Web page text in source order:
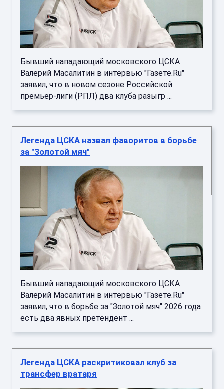
Бывший нападающий московского ЦСКА
Валерий Масалитин в интервью "Газете.Ru"
заявил, что в новом сезоне Российской
премьер-лиги (РПЛ) два клуба разыгр ...
Легенда ЦСКА назвал фаворитов в борьбе
за "Золотой мяч"
Бывший нападающий московского ЦСКА
Валерий Масалитин в интервью "Газете.Ru"
заявил, что в борьбе за "Золотой мяч" 2026 года
есть два явных претендент ...
Легенда ЦСКА раскритиковал клуб за
трансфер вратаря